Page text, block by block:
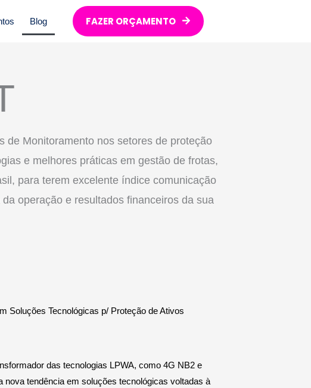
Blog FAZER ORÇAMENTO
de Monitoramento nos setores de proteção
e melhores práticas em gestão de frotas,
para terem excelente índice comunicação
operação e resultados financeiros da sua
Soluções Tecnológicas p/ Proteção de Ativos
das tecnologias LPWA, como 4G NB2 e
nova tendência em soluções tecnológicas voltadas à